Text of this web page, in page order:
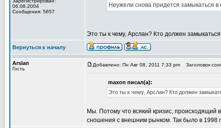
06.08.2004
Сообщения: 5657
Неужели снова придется замыкаться
Это ты к чему, Арслан? Кто должен
Вернуться к началу
Arslan
Гость
Добавлено: Пн Авг 08, 2011 7:33 pm Заголовок
maxon писал(а):
Это ты к чему, Арслан? Кто должен
Мы. Потому что всякий кризис, происходящий
сношения с внешним рынком. Так было в 1998